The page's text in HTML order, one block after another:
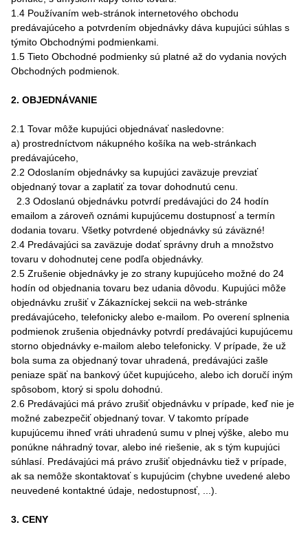
1.4 Používaním web-stránok internetového obchodu
predávajúceho a potvrdením objednávky dáva kupujúci súhlas s
týmito Obchodnými podmienkami.
1.5 Tieto Obchodné podmienky sú platné až do vydania nových
Obchodných podmienok.
2. OBJEDNÁVANIE
2.1 Tovar môže kupujúci objednávať nasledovne:
a) prostredníctvom nákupného košíka na web-stránkach
predávajúceho,
2.2 Odoslaním objednávky sa kupujúci zaväzuje prevziať
objednaný tovar a zaplatiť za tovar dohodnutú cenu.
2.3 Odoslanú objednávku potvrdí predávajúci do 24 hodín
emailom a zároveň oznámi kupujúcemu dostupnosť a termín
dodania tovaru. Všetky potvrdené objednávky sú záväzné!
2.4 Predávajúci sa zaväzuje dodať správny druh a množstvo
tovaru v dohodnutej cene podľa objednávky.
2.5 Zrušenie objednávky je zo strany kupujúceho možné do 24
hodín od objednania tovaru bez udania dôvodu. Kupujúci môže
objednávku zrušiť v Zákazníckej sekcii na web-stránke
predávajúceho, telefonicky alebo e-mailom. Po overení splnenia
podmienok zrušenia objednávky potvrdí predávajúci kupujúcemu
storno objednávky e-mailom alebo telefonicky. V prípade, že už
bola suma za objednaný tovar uhradená, predávajúci zašle
peniaze späť na bankový účet kupujúceho, alebo ich doručí iným
spôsobom, ktorý si spolu dohodnú.
2.6 Predávajúci má právo zrušiť objednávku v prípade, keď nie je
možné zabezpečiť objednaný tovar. V takomto prípade
kupujúcemu ihneď vráti uhradenú sumu v plnej výške, alebo mu
ponúkne náhradný tovar, alebo iné riešenie, ak s tým kupujúci
súhlasí. Predávajúci má právo zrušiť objednávku tiež v prípade,
ak sa nemôže skontaktovať s kupujúcim (chybne uvedené alebo
neuvedené kontaktné údaje, nedostupnosť, ...).
3. CENY